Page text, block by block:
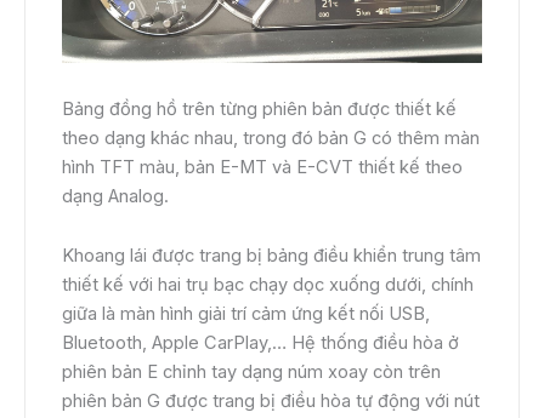
Bảng đồng hồ trên từng phiên bản được thiết kế
theo dạng khác nhau, trong đó bản G có thêm màn
hình TFT màu, bản E-MT và E-CVT thiết kế theo
dạng Analog.
Khoang lái được trang bị bảng điều khiển trung tâm
thiết kế với hai trụ bạc chạy dọc xuống dưới, chính
giữa là màn hình giải trí cảm ứng kết nối USB,
Bluetooth, Apple CarPlay,… Hệ thống điều hòa ở
phiên bản E chỉnh tay dạng núm xoay còn trên
phiên bản G được trang bị điều hòa tự động với nút